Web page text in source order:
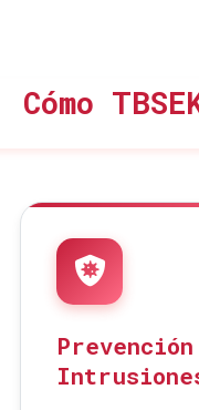
Cómo